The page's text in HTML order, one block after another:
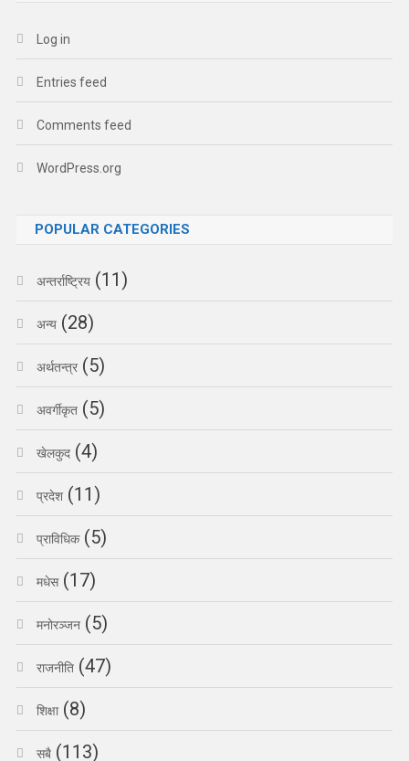
Log in
Entries feed
Comments feed
WordPress.org
POPULAR CATEGORIES
अन्तर्राष्ट्रिय(11)
अन्य(28)
अर्थतन्त्र(5)
अवर्गीकृत(5)
खेलकुद(4)
प्रदेश(11)
प्राविधिक(5)
मधेस(17)
मनोरञ्जन(5)
राजनीति(47)
शिक्षा(8)
सबै(113)